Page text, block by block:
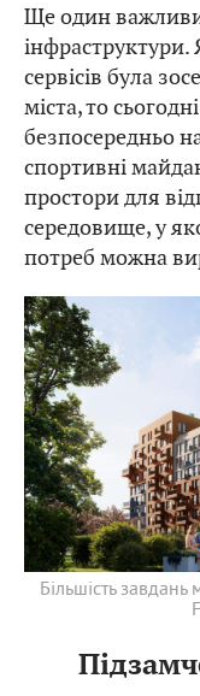
Ще один
сервісів була
міста, то
безпосередньо
спортивні
простори для
середовище, у
потреб можна
Більшість